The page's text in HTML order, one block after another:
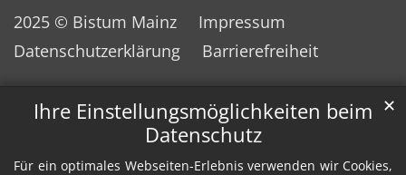
Ihre Einstellungsmöglichkeiten beim
Datenschutz
Für ein optimales Webseiten-Erlebnis verwenden wir Cookies,
✕
2025 © Bistum Mainz
Impressum
Datenschutzerklärung
Barrierefreiheit